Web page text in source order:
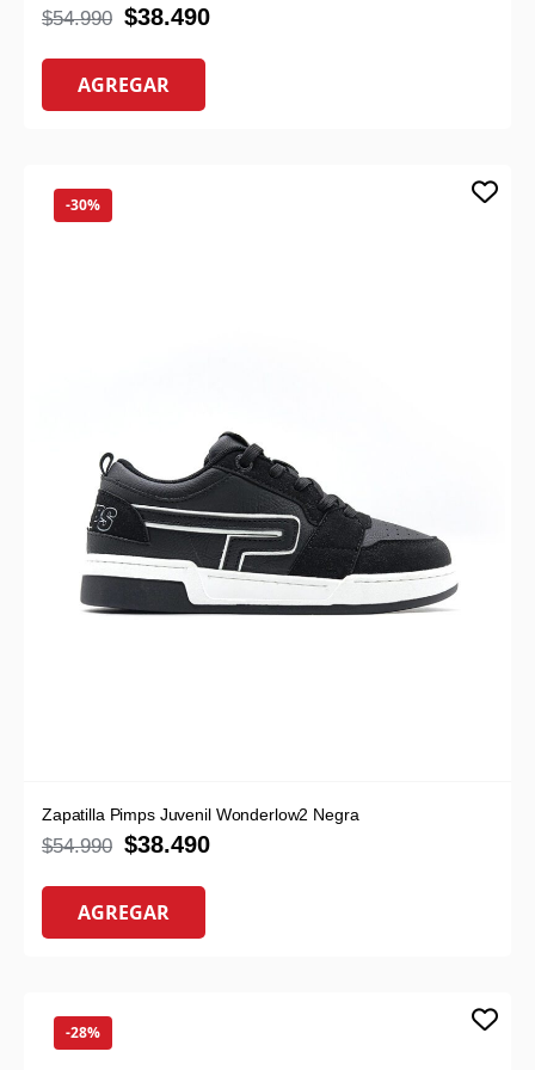
$54.990 $38.490
AGREGAR
-30%
Zapatilla Pimps Juvenil Wonderlow2 Negra
$54.990 $38.490
AGREGAR
-28%